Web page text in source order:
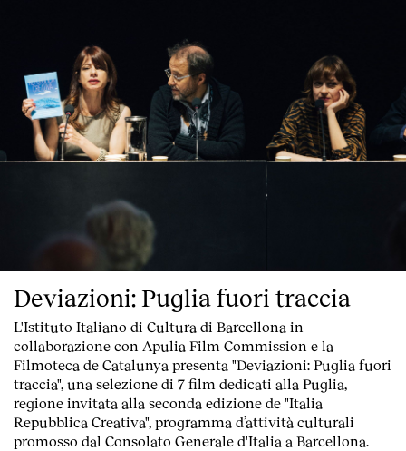
Deviazioni: Puglia fuori traccia
L'Istituto Italiano di Cultura di Barcellona in
collaborazione con Apulia Film Commission e la
Filmoteca de Catalunya presenta "Deviazioni: Puglia fuori
traccia", una selezione di 7 film dedicati alla Puglia,
regione invitata alla seconda edizione de "Italia
Repubblica Creativa", programma d’attività culturali
promosso dal Consolato Generale d'Italia a Barcellona.